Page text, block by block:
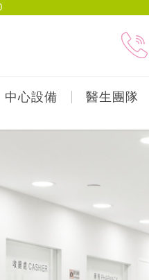
中心設備 醫生團隊